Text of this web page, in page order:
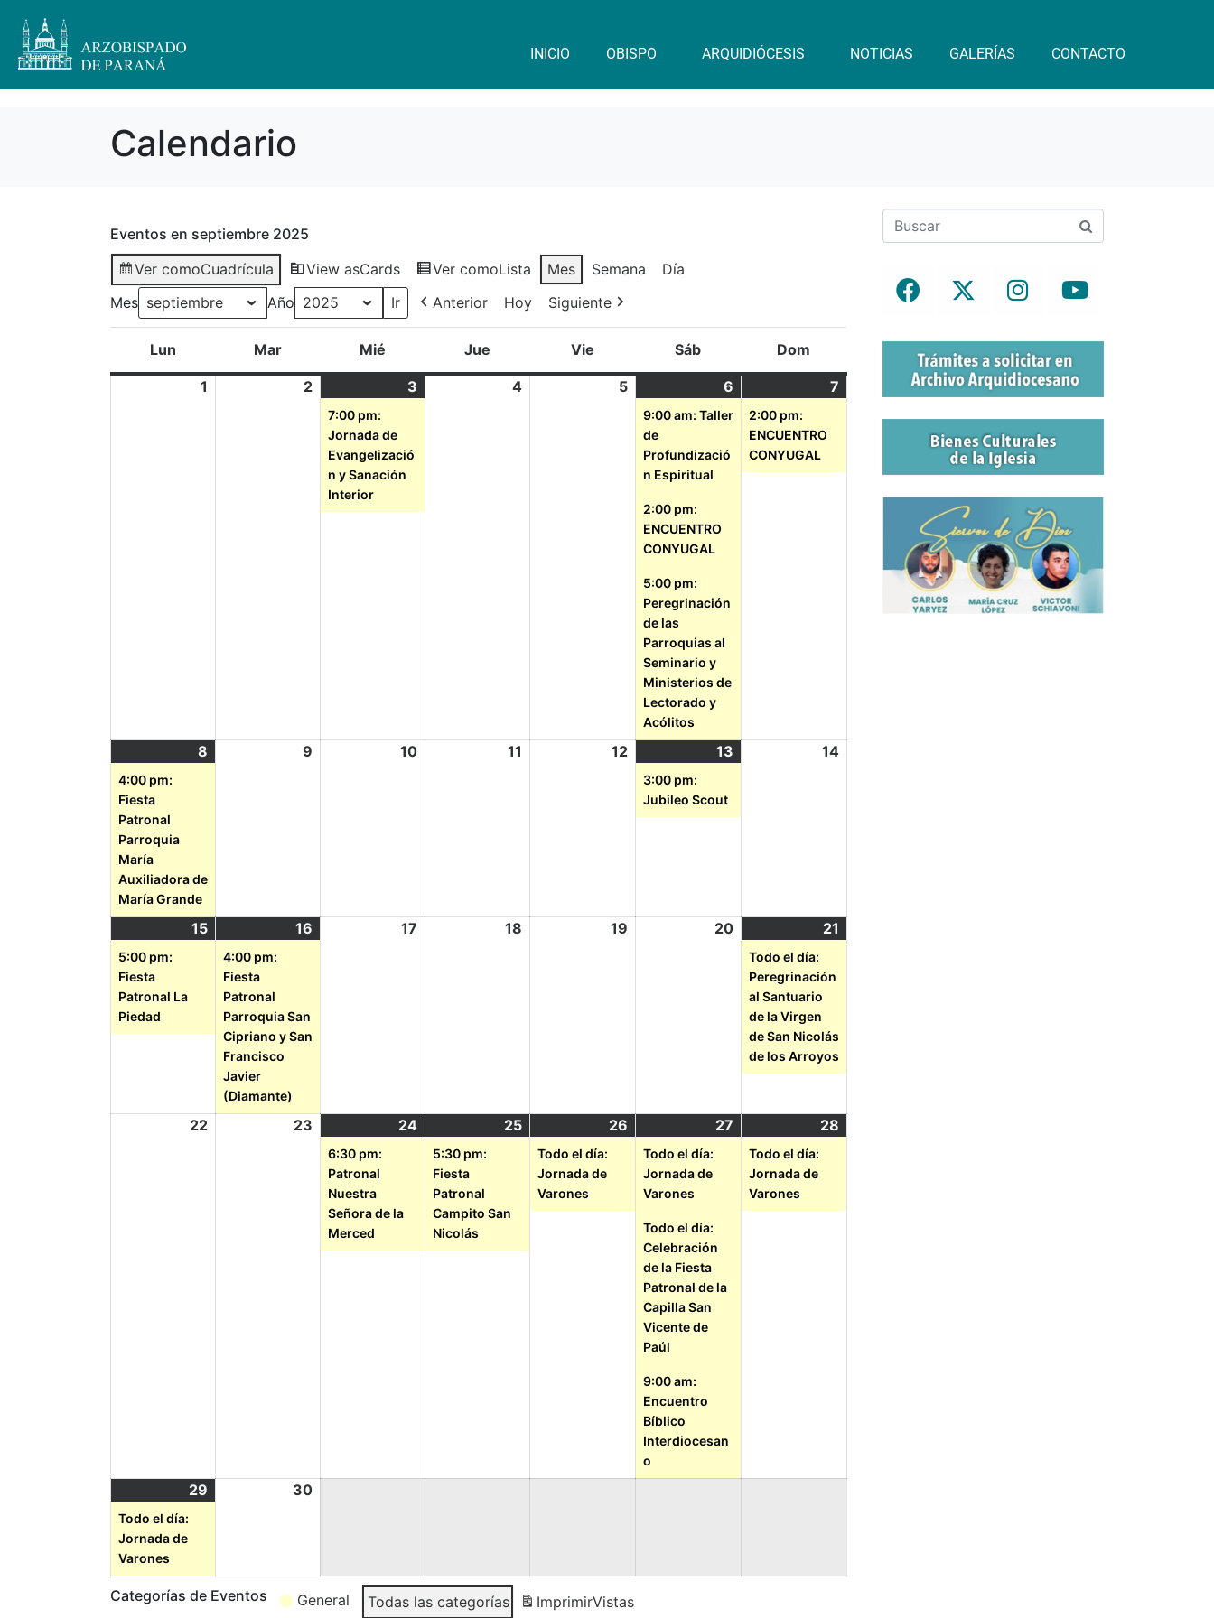
INICIO OBISPO ARQUIDIÓCESIS NOTICIAS GALERÍAS CONTACTO
Calendario
Eventos en septiembre 2025
Ver comoCuadrícula View asCards Ver comoLista Mes Semana
Día
Mes
Año Anterior Hoy Siguiente
Lun Mar Mié Jue Vie Sáb Dom
1 2 3
7:00 pm:
Jornada de
Evangelizació
n y Sanación
Interior
4 5 6
9:00 am: Taller
de
Profundizació
n Espiritual
2:00 pm:
ENCUENTRO
CONYUGAL
5:00 pm:
Peregrinación
de las
Parroquias al
Seminario y
Ministerios de
Lectorado y
Acólitos
7
2:00 pm:
ENCUENTRO
CONYUGAL
8
4:00 pm:
Fiesta
Patronal
Parroquia
María
Auxiliadora de
María Grande
9 10 11 12 13
3:00 pm:
Jubileo Scout
14
15
5:00 pm:
Fiesta
Patronal La
Piedad
16
4:00 pm:
Fiesta
Patronal
Parroquia San
Cipriano y San
Francisco
Javier
(Diamante)
17 18 19 20 21
Todo el día:
Peregrinación
al Santuario
de la Virgen
de San Nicolás
de los Arroyos
22 23 24
6:30 pm:
Patronal
Nuestra
Señora de la
Merced
25
5:30 pm:
Fiesta
Patronal
Campito San
Nicolás
26
Todo el día:
Jornada de
Varones
27
Todo el día:
Jornada de
Varones
Todo el día:
Celebración
de la Fiesta
Patronal de la
Capilla San
Vicente de
Paúl
9:00 am:
Encuentro
Bíblico
Interdiocesan
o
28
Todo el día:
Jornada de
Varones
29
Todo el día:
Jornada de
Varones
30
Categorías de Eventos General Todas las categorías ImprimirVistas